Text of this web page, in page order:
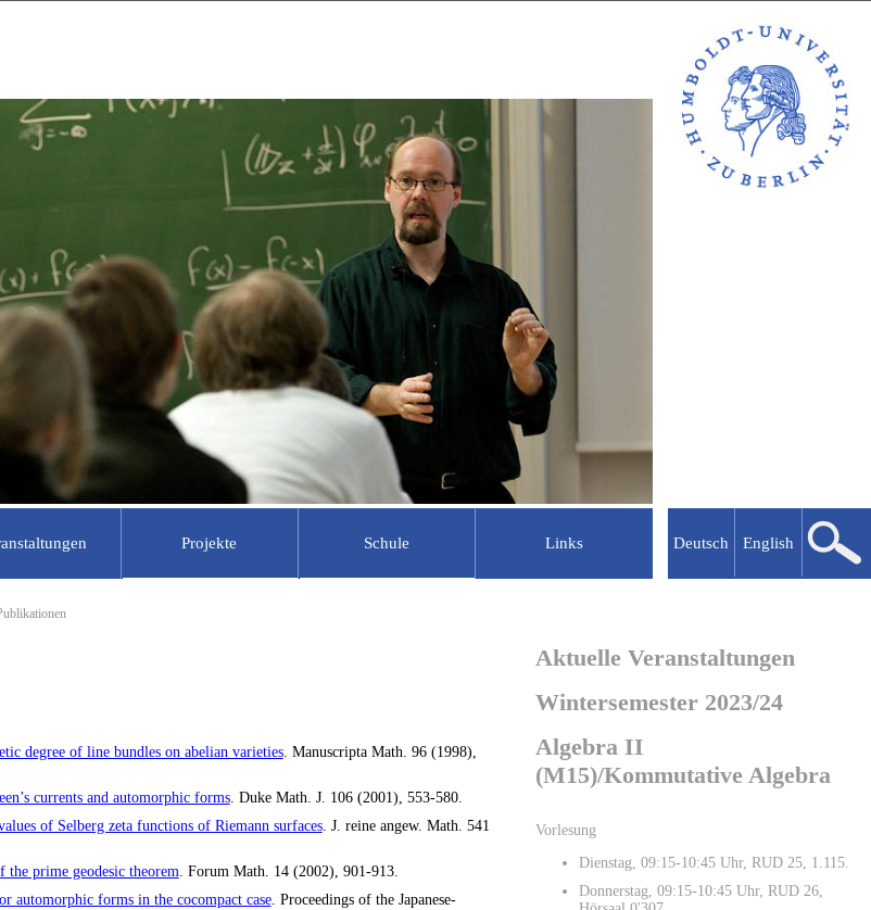
Berlin-Brandenburgisches Seminar
WiSe 2019/20 Mathematik und ihre
Didaktik
Berlin-Brandenburgisches Seminar
SoSe 2020
Projekte
Berliner Netzwerk
Berlin Mathematics Research Center
(MATH )
MAM
NaT Working
ÜberGänge
GRK 870
Mathematische Modelle
GRK 1800
Schule Links Deutsch English
degree of line bundles on abelian varieties. Manuscripta Math. 96 (1998),
currents and automorphic forms. Duke Math. J. 106 (2001), 553-580.
of Selberg zeta functions of Riemann surfaces. J. reine angew. Math. 541
the prime geodesic theorem. Forum Math. 14 (2002), 901-913.
automorphic forms in the cocompact case. Proceedings of the Japanese-
Aktuelle Veranstaltungen
Wintersemester 2023/24
Algebra II
(M15)/Kommutative Algebra
Vorlesung
Dienstag, 09:15-10:45 Uhr, RUD 25, 1.115.
Donnerstag, 09:15-10:45 Uhr, RUD 26,